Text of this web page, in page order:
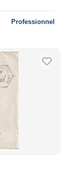
Professionnel